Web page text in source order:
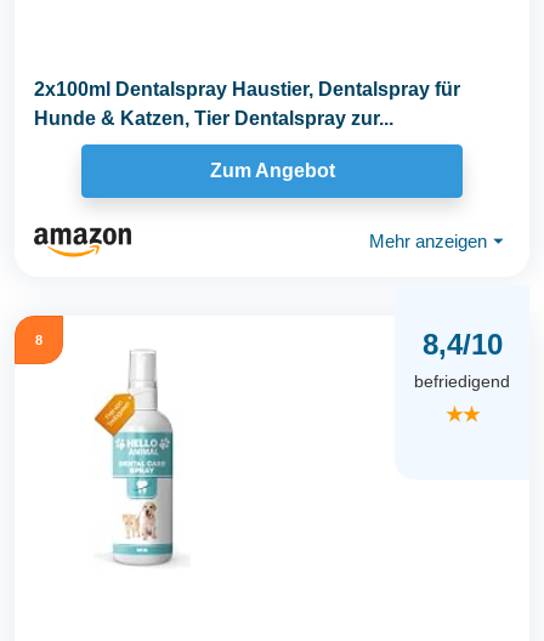
2x100ml Dentalspray Haustier, Dentalspray für
Hunde & Katzen, Tier Dentalspray zur...
Zum Angebot
Mehr anzeigen ⏷
8 8,4/10
befriedigend
★★